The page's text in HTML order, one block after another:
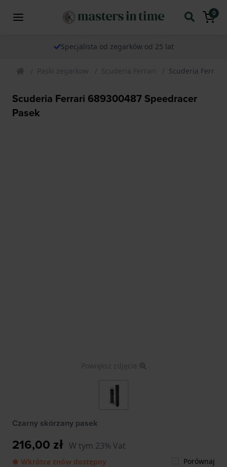
0
Specjalista od zegarków od 25 lat
Paski zegarkow Scuderia Ferrari Scuderia Ferrari
Scuderia Ferrari 689300487 Speedracer
Pasek
Powiększ zdjęcie
Czarny skórzany pasek
216,00 zł W tym 23% Vat
● Wkrótce znów dostępny Porównaj